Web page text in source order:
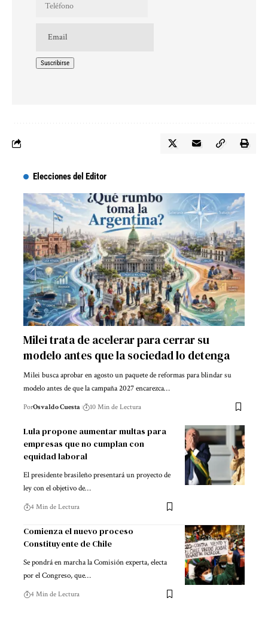
Elecciones del Editor
Milei trata de acelerar para cerrar su
modelo antes que la sociedad lo detenga
Milei busca aprobar en agosto un paquete de reformas para blindar su
modelo antes de que la campaña 2027 encarezca…
PorOsvaldo Cuesta 10 Min de Lectura
Lula propone aumentar multas para
empresas que no cumplan con
equidad laboral
El presidente brasileño presentará un proyecto de
ley con el objetivo de…
4 Min de Lectura
Comienza el nuevo proceso
Constituyente de Chile
Se pondrá en marcha la Comisión experta, electa
por el Congreso, que…
4 Min de Lectura